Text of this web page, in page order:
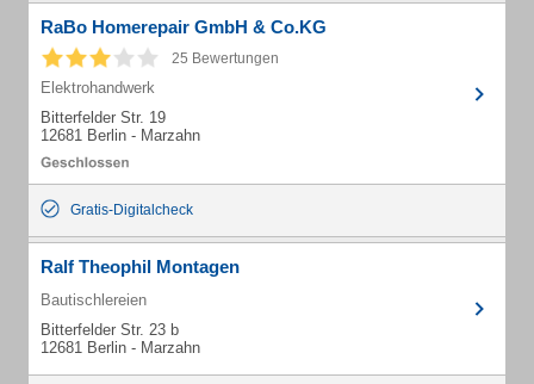
RaBo Homerepair GmbH & Co.KG
25 Bewertungen
Elektrohandwerk
Bitterfelder Str. 19
12681 Berlin - Marzahn
Gratis-Digitalcheck
Ralf Theophil Montagen
Bautischlereien
Bitterfelder Str. 23 b
12681 Berlin - Marzahn